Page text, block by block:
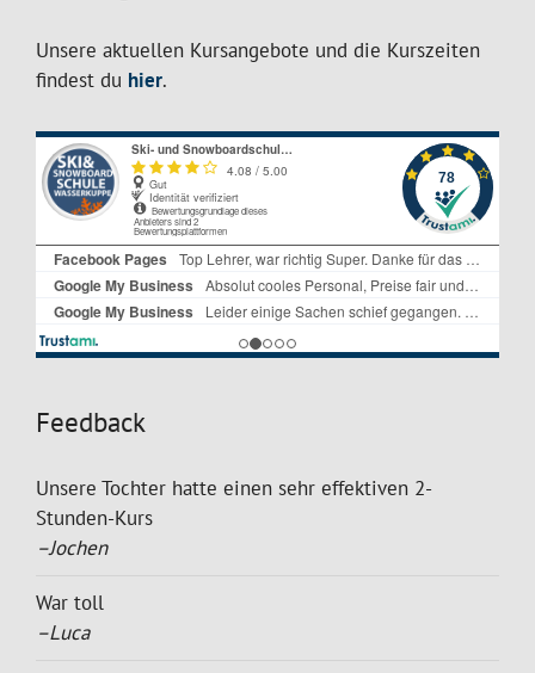
Unsere aktuellen Kursangebote und die Kurszeiten
findest du hier.
Feedback
Unsere Tochter hatte einen sehr effektiven 2-
Stunden-Kurs
–Jochen
War toll
–Luca